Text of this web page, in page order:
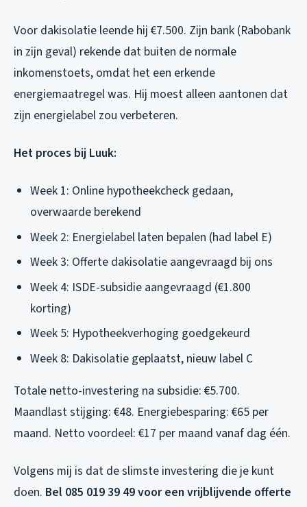
Voor dakisolatie leende hij €7.500. Zijn bank (Rabobank
in zijn geval) rekende dat buiten de normale
inkomenstoets, omdat het een erkende
energiemaatregel was. Hij moest alleen aantonen dat
zijn energielabel zou verbeteren.
Het proces bij Luuk:
Week 1: Online hypotheekcheck gedaan,
overwaarde berekend
Week 2: Energielabel laten bepalen (had label E)
Week 3: Offerte dakisolatie aangevraagd bij ons
Week 4: ISDE-subsidie aangevraagd (€1.800
korting)
Week 5: Hypotheekverhoging goedgekeurd
Week 8: Dakisolatie geplaatst, nieuw label C
Totale netto-investering na subsidie: €5.700.
Maandlast stijging: €48. Energiebesparing: €65 per
maand. Netto voordeel: €17 per maand vanaf dag één.
Volgens mij is dat de slimste investering die je kunt
doen. Bel 085 019 39 49 voor een vrijblijvende offerte